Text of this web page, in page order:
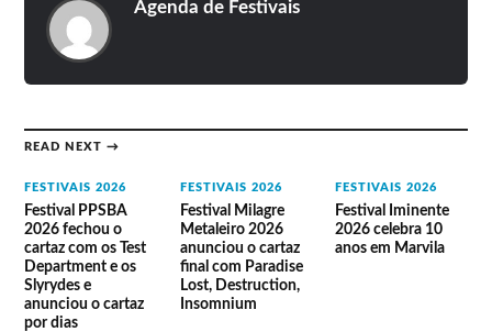
Agenda de Festivais
READ NEXT →
FESTIVAIS 2026
Festival PPSBA
2026 fechou o
cartaz com os Test
Department e os
Slyrydes e
anunciou o cartaz
por dias
FESTIVAIS 2026
Festival Milagre
Metaleiro 2026
anunciou o cartaz
final com Paradise
Lost, Destruction,
Insomnium
FESTIVAIS 2026
Festival Iminente
2026 celebra 10
anos em Marvila